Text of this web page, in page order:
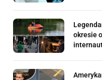
okresie